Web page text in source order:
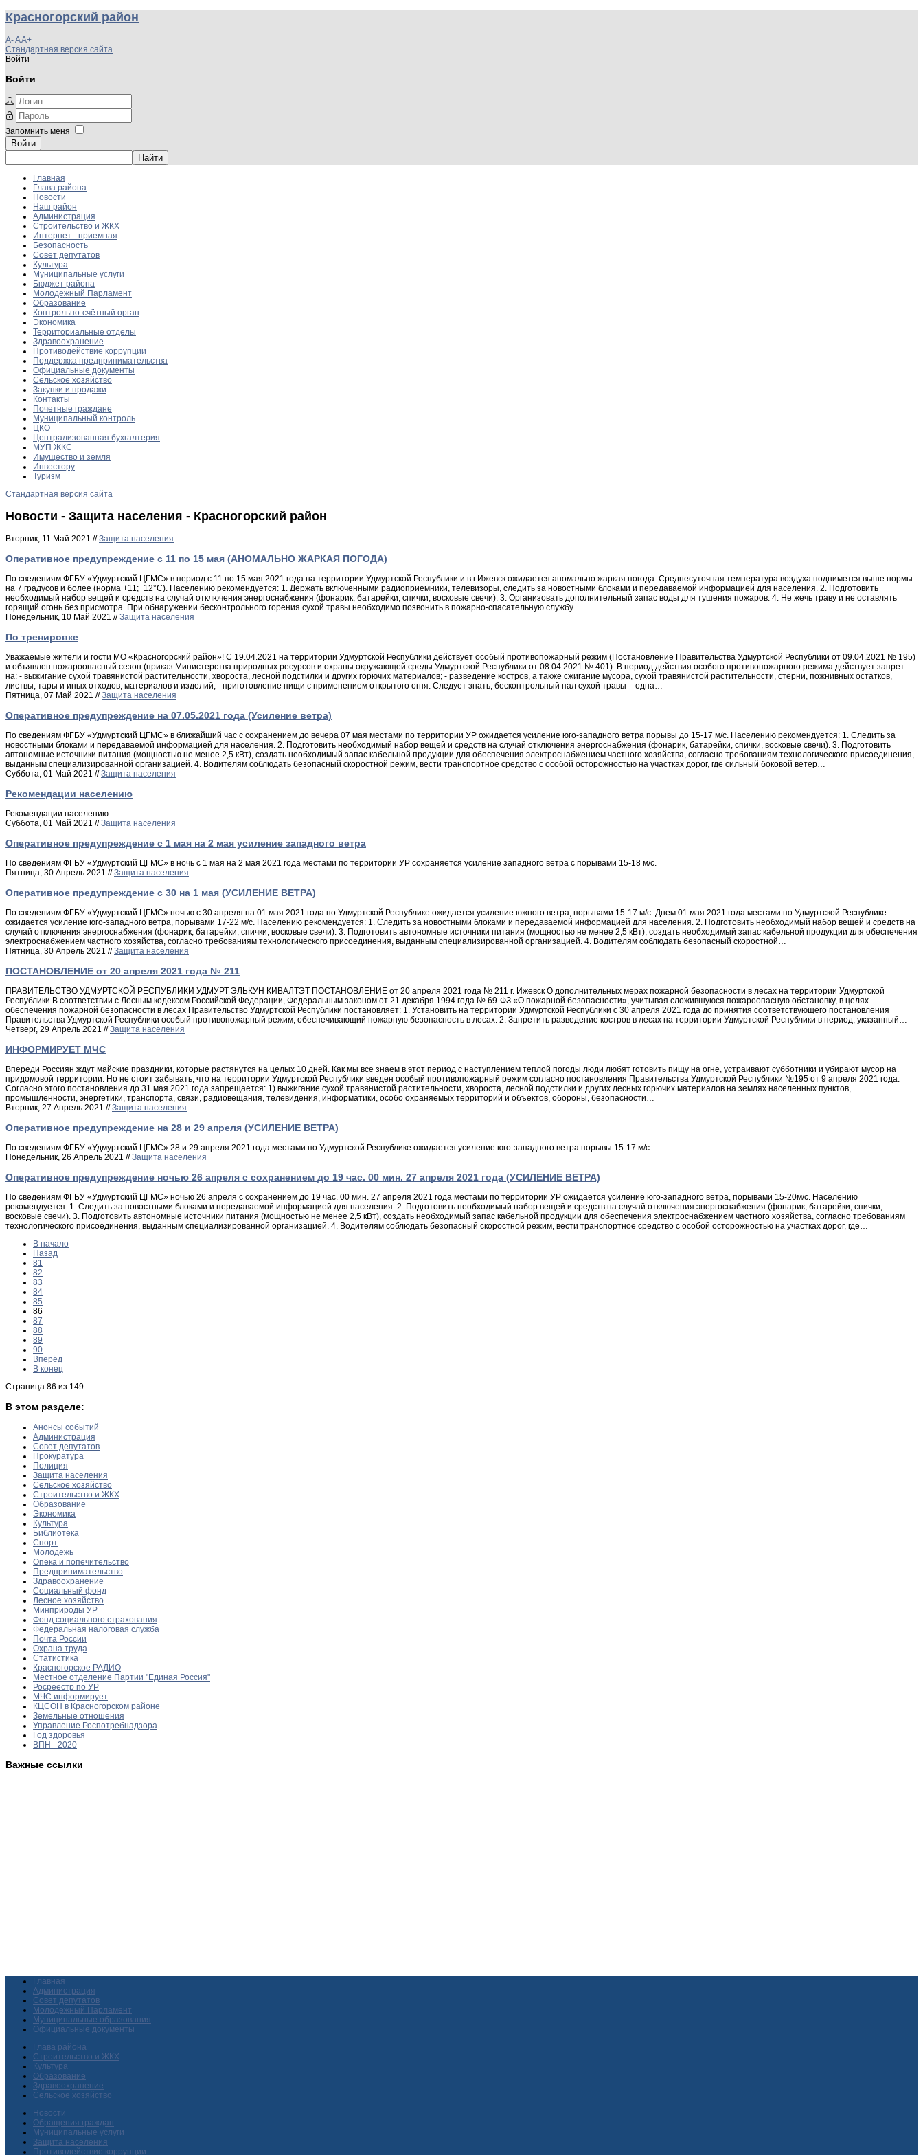
Красногорский район
A-AA+
Стандартная версия сайта
Войти
Войти
Запомнить меня
Войти
Главная
Глава района
Новости
Наш район
Администрация
Строительство и ЖКХ
Интернет - приемная
Безопасность
Совет депутатов
Культура
Муниципальные услуги
Бюджет района
Молодежный Парламент
Образование
Контрольно-счётный орган
Экономика
Территориальные отделы
Здравоохранение
Противодействие коррупции
Поддержка предпринимательства
Официальные документы
Сельское хозяйство
Закупки и продажи
Контакты
Почетные граждане
Муниципальный контроль
ЦКО
Централизованная бухгалтерия
МУП ЖКС
Имущество и земля
Инвестору
Туризм
Стандартная версия сайта
Новости - Защита населения - Красногорский район
Вторник, 11 Май 2021 //Защита населения
Оперативное предупреждение с 11 по 15 мая (АНОМАЛЬНО ЖАРКАЯ ПОГОДА)
По сведениям ФГБУ «Удмуртский ЦГМС» в период с 11 по 15 мая 2021 года на территории Удмуртской Республики и в г.Ижевск ожидается аномально жаркая погода. Среднесуточная температура воздуха поднимется выше нормы
на 7 градусов и более (норма +11;+12°С). Населению рекомендуется: 1. Держать включенными радиоприемники, телевизоры, следить за новостными блоками и передаваемой информацией для населения. 2. Подготовить
необходимый набор вещей и средств на случай отключения энергоснабжения (фонарик, батарейки, спички, восковые свечи). 3. Организовать дополнительный запас воды для тушения пожаров. 4. Не жечь траву и не оставлять
горящий огонь без присмотра. При обнаружении бесконтрольного горения сухой травы необходимо позвонить в пожарно-спасательную службу…
Понедельник, 10 Май 2021 //Защита населения
По тренировке
Уважаемые жители и гости МО «Красногорский район»! С 19.04.2021 на территории Удмуртской Республики действует особый противопожарный режим (Постановление Правительства Удмуртской Республики от 09.04.2021 № 195)
и объявлен пожароопасный сезон (приказ Министерства природных ресурсов и охраны окружающей среды Удмуртской Республики от 08.04.2021 № 401). В период действия особого противопожарного режима действует запрет
на: - выжигание сухой травянистой растительности, хвороста, лесной подстилки и других горючих материалов; - разведение костров, а также сжигание мусора, сухой травянистой растительности, стерни, пожнивных остатков,
листвы, тары и иных отходов, материалов и изделий; - приготовление пищи с применением открытого огня. Следует знать, бесконтрольный пал сухой травы – одна…
Пятница, 07 Май 2021 //Защита населения
Оперативное предупреждение на 07.05.2021 года (Усиление ветра)
По сведениям ФГБУ «Удмуртский ЦГМС» в ближайший час с сохранением до вечера 07 мая местами по территории УР ожидается усиление юго-западного ветра порывы до 15-17 м/с. Населению рекомендуется: 1. Следить за
новостными блоками и передаваемой информацией для населения. 2. Подготовить необходимый набор вещей и средств на случай отключения энергоснабжения (фонарик, батарейки, спички, восковые свечи). 3. Подготовить
автономные источники питания (мощностью не менее 2,5 кВт), создать необходимый запас кабельной продукции для обеспечения электроснабжением частного хозяйства, согласно требованиям технологического присоединения,
выданным специализированной организацией. 4. Водителям соблюдать безопасный скоростной режим, вести транспортное средство с особой осторожностью на участках дорог, где сильный боковой ветер…
Суббота, 01 Май 2021 //Защита населения
Рекомендации населению
Рекомендации населению
Суббота, 01 Май 2021 //Защита населения
Оперативное предупреждение c 1 мая на 2 мая усиление западного ветра
По сведениям ФГБУ «Удмуртский ЦГМС» в ночь с 1 мая на 2 мая 2021 года местами по территории УР сохраняется усиление западного ветра с порывами 15-18 м/с.
Пятница, 30 Апрель 2021 //Защита населения
Оперативное предупреждение c 30 на 1 мая (УСИЛЕНИЕ ВЕТРА)
По сведениям ФГБУ «Удмуртский ЦГМС» ночью с 30 апреля на 01 мая 2021 года по Удмуртской Республике ожидается усиление южного ветра, порывами 15-17 м/с. Днем 01 мая 2021 года местами по Удмуртской Республике
ожидается усиление юго-западного ветра, порывами 17-22 м/с. Населению рекомендуется: 1. Следить за новостными блоками и передаваемой информацией для населения. 2. Подготовить необходимый набор вещей и средств на
случай отключения энергоснабжения (фонарик, батарейки, спички, восковые свечи). 3. Подготовить автономные источники питания (мощностью не менее 2,5 кВт), создать необходимый запас кабельной продукции для обеспечения
электроснабжением частного хозяйства, согласно требованиям технологического присоединения, выданным специализированной организацией. 4. Водителям соблюдать безопасный скоростной…
Пятница, 30 Апрель 2021 //Защита населения
ПОСТАНОВЛЕНИЕ от 20 апреля 2021 года № 211
ПРАВИТЕЛЬСТВО УДМУРТСКОЙ РЕСПУБЛИКИ УДМУРТ ЭЛЬКУН КИВАЛТЭТ ПОСТАНОВЛЕНИЕ от 20 апреля 2021 года № 211 г. Ижевск О дополнительных мерах пожарной безопасности в лесах на территории Удмуртской
Республики В соответствии с Лесным кодексом Российской Федерации, Федеральным законом от 21 декабря 1994 года № 69-ФЗ «О пожарной безопасности», учитывая сложившуюся пожароопасную обстановку, в целях
обеспечения пожарной безопасности в лесах Правительство Удмуртской Республики постановляет: 1. Установить на территории Удмуртской Республики с 30 апреля 2021 года до принятия соответствующего постановления
Правительства Удмуртской Республики особый противопожарный режим, обеспечивающий пожарную безопасность в лесах. 2. Запретить разведение костров в лесах на территории Удмуртской Республики в период, указанный…
Четверг, 29 Апрель 2021 //Защита населения
ИНФОРМИРУЕТ МЧС
Впереди Россиян ждут майские праздники, которые растянутся на целых 10 дней. Как мы все знаем в этот период с наступлением теплой погоды люди любят готовить пищу на огне, устраивают субботники и убирают мусор на
придомовой территории. Но не стоит забывать, что на территории Удмуртской Республики введен особый противопожарный режим согласно постановления Правительства Удмуртской Республики №195 от 9 апреля 2021 года.
Согласно этого постановления до 31 мая 2021 года запрещается: 1) выжигание сухой травянистой растительности, хвороста, лесной подстилки и других лесных горючих материалов на землях населенных пунктов,
промышленности, энергетики, транспорта, связи, радиовещания, телевидения, информатики, особо охраняемых территорий и объектов, обороны, безопасности…
Вторник, 27 Апрель 2021 //Защита населения
Оперативное предупреждение на 28 и 29 апреля (УСИЛЕНИЕ ВЕТРА)
По сведениям ФГБУ «Удмуртский ЦГМС» 28 и 29 апреля 2021 года местами по Удмуртской Республике ожидается усиление юго-западного ветра порывы 15-17 м/с.
Понедельник, 26 Апрель 2021 //Защита населения
Оперативное предупреждение ночью 26 апреля с сохранением до 19 час. 00 мин. 27 апреля 2021 года (УСИЛЕНИЕ ВЕТРА)
По сведениям ФГБУ «Удмуртский ЦГМС» ночью 26 апреля с сохранением до 19 час. 00 мин. 27 апреля 2021 года местами по территории УР ожидается усиление юго-западного ветра, порывами 15-20м/с. Населению
рекомендуется: 1. Следить за новостными блоками и передаваемой информацией для населения. 2. Подготовить необходимый набор вещей и средств на случай отключения энергоснабжения (фонарик, батарейки, спички,
восковые свечи). 3. Подготовить автономные источники питания (мощностью не менее 2,5 кВт), создать необходимый запас кабельной продукции для обеспечения электроснабжением частного хозяйства, согласно требованиям
технологического присоединения, выданным специализированной организацией. 4. Водителям соблюдать безопасный скоростной режим, вести транспортное средство с особой осторожностью на участках дорог, где…
В начало
Назад
81
82
83
84
85
86
87
88
89
90
Вперёд
В конец
Страница 86 из 149
В этом разделе:
Анонсы событий
Администрация
Совет депутатов
Прокуратура
Полиция
Защита населения
Сельское хозяйство
Строительство и ЖКХ
Образование
Экономика
Культура
Библиотека
Спорт
Молодежь
Опека и попечительство
Предпринимательство
Здравоохранение
Социальный фонд
Лесное хозяйство
Минприроды УР
Фонд социального страхования
Федеральная налоговая служба
Почта России
Охрана труда
Статистика
Красногорское РАДИО
Местное отделение Партии "Единая Россия"
Росреестр по УР
МЧС информирует
КЦСОН в Красногорском районе
Земельные отношения
Управление Роспотребнадзора
Год здоровья
ВПН - 2020
Важные ссылки
Главная
Администрация
Совет депутатов
Молодежный Парламент
Муниципальные образования
Официальные документы
Глава района
Строительство и ЖКХ
Культура
Образование
Здравоохранение
Сельское хозяйство
Новости
Обращения граждан
Муниципальные услуги
Защита населения
Противодействие коррупции